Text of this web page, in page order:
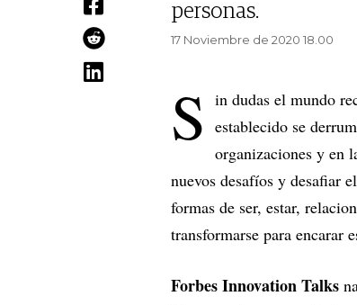
personas.
17 Noviembre de 2020 18.00
S in dudas el mundo
establecido se
organizaciones y en
nuevos desafíos y desafiar el
formas de ser, estar,
transformarse para encarar
Forbes Innovation Talks